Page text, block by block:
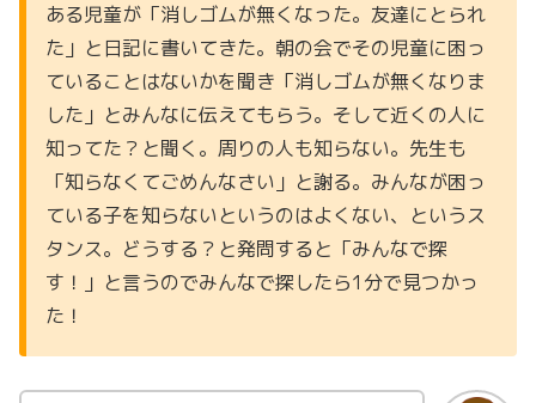
ある児童が「消しゴムが無くなった。友達にとられ
た」と日記に書いてきた。朝の会でその児童に困っ
ていることはないかを聞き「消しゴムが無くなりま
した」とみんなに伝えてもらう。そして近くの人に
知ってた？と聞く。周りの人も知らない。先生も
「知らなくてごめんなさい」と謝る。みんなが困っ
ている子を知らないというのはよくない、というス
タンス。どうする？と発問すると「みんなで探
す！」と言うのでみんなで探したら1分で見つかっ
た！